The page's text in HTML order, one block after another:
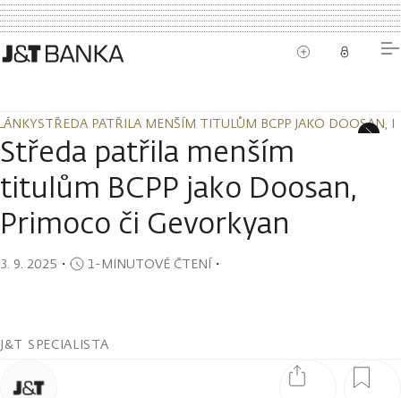
STŘEDA PATŘILA MENŠÍM TITULŮM BCPP JAKO DOOSAN,
STŘEDA PATŘILA MENŠÍM TITULŮM BCPP JAKO DOOSAN,
Středa patřila menším
titulům BCPP jako Doosan,
Primoco či Gevorkyan
3. 9. 2025 ・ 1-MINUTOVÉ ČTENÍ・
J&T SPECIALISTA